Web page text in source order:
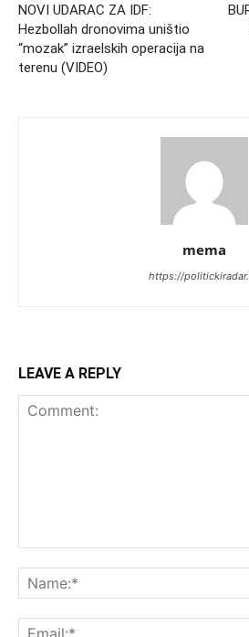
NOVI UDARAC ZA IDF:
Hezbollah dronovima uništio
“mozak” izraelskih operacija na
terenu (VIDEO)
mema
https://
LEAVE A REPLY